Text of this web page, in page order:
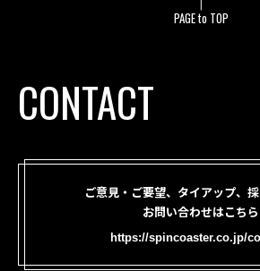
PAGE to TOP
CONTACT
ご意見・ご要望、タイアップ、
お問い合わせはこちら
https://spincoaster.co.jp/